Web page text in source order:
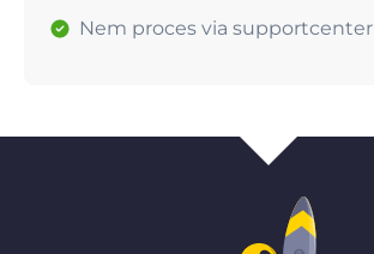
Nem proces via supportcenter